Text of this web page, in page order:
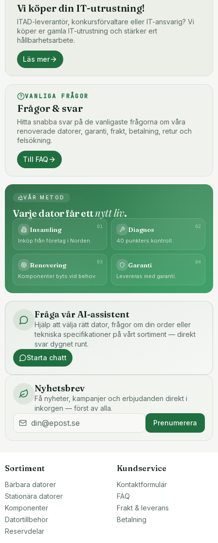
Vi köper din IT-utrustning!
ITAD-leverantör, konkursförvaltare eller IT-ansvarig? Vi
köper er gamla IT-utrustning och stärker ert
hållbarhetsarbete.
Läs mer
VANLIGA FRÅGOR
Frågor & svar
Hitta snabba svar på de vanligaste frågorna om våra
renoverade datorer, garanti, frakt, betalning, retur och
felsökning.
Till FAQ
VÅR METOD
Varje dator får ettnytt liv.
01
Insamling
Inköp från företag i Norden.
02
Diagnos
40 punkters kontroll.
03
Renovering
Komponenter byts vid behov.
04
Garanti
Levereras med garanti.
Fråga vår AI-assistent
Hjälp att välja rätt dator, frågor om din order eller
tekniska specifikationer på vårt sortiment — direkt
svar dygnet runt.
Starta chatt
Nyhetsbrev
Få nyheter, kampanjer och erbjudanden direkt i
inkorgen — först av alla.
Prenumerera
Sortiment
Bärbara datorer
Stationära datorer
Komponenter
Datortillbehör
Reservdelar
Kundservice
Kontaktformulär
FAQ
Frakt & leverans
Betalning